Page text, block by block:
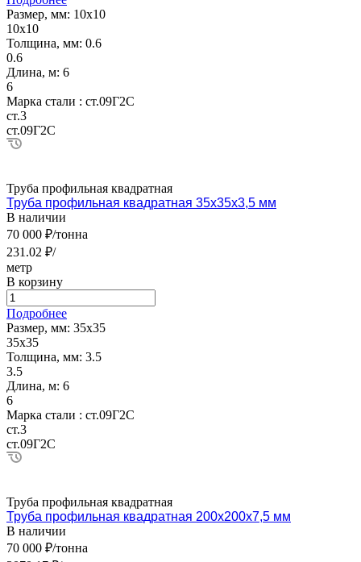
Размер, мм: 10х10
10х10
Толщина, мм: 0.6
0.6
Длина, м: 6
6
Марка стали : ст.09Г2С
ст.3
ст.09Г2С
Труба профильная квадратная
Труба профильная квадратная 35х35х3,5 мм
В наличии
70 000 ₽/тонна
231.02 ₽/
метр
В корзину
Подробнее
Размер, мм: 35х35
35х35
Толщина, мм: 3.5
3.5
Длина, м: 6
6
Марка стали : ст.09Г2С
ст.3
ст.09Г2С
Труба профильная квадратная
Труба профильная квадратная 200х200х7,5 мм
В наличии
70 000 ₽/тонна